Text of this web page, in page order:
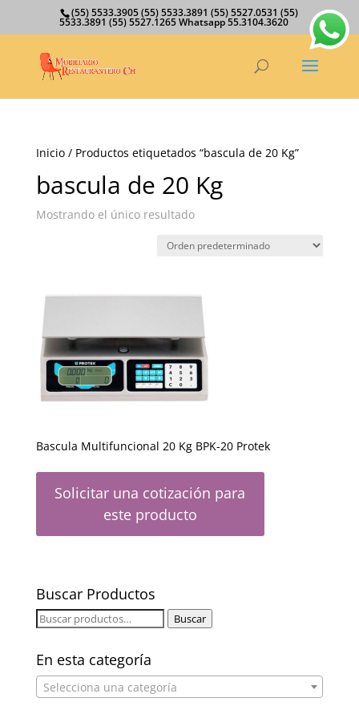
(55) 5533.3905 (55) 5533.3891 (55) 5527.0531 (55)
5533.3891 (55) 5527.1265 Whatsapp 55.3104.3620
Inicio/ Productos etiquetados “bascula de 20 Kg”
bascula de 20 Kg
Mostrando el único resultado
Bascula Multifuncional 20 Kg BPK-20 Protek
Solicitar una cotización para
este producto
Buscar Productos
Buscar
Buscar
En esta categoría
Selecciona una categoría